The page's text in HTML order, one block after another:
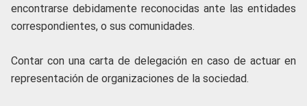
encontrarse debidamente reconocidas ante las entidades
correspondientes, o sus comunidades.
Contar con una carta de delegación en caso de actuar en
representación de organizaciones de la sociedad.